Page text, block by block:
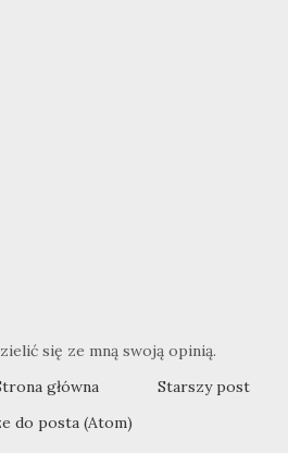
się ze mną swoją opinią.
Starszy post
główna
do posta (Atom)